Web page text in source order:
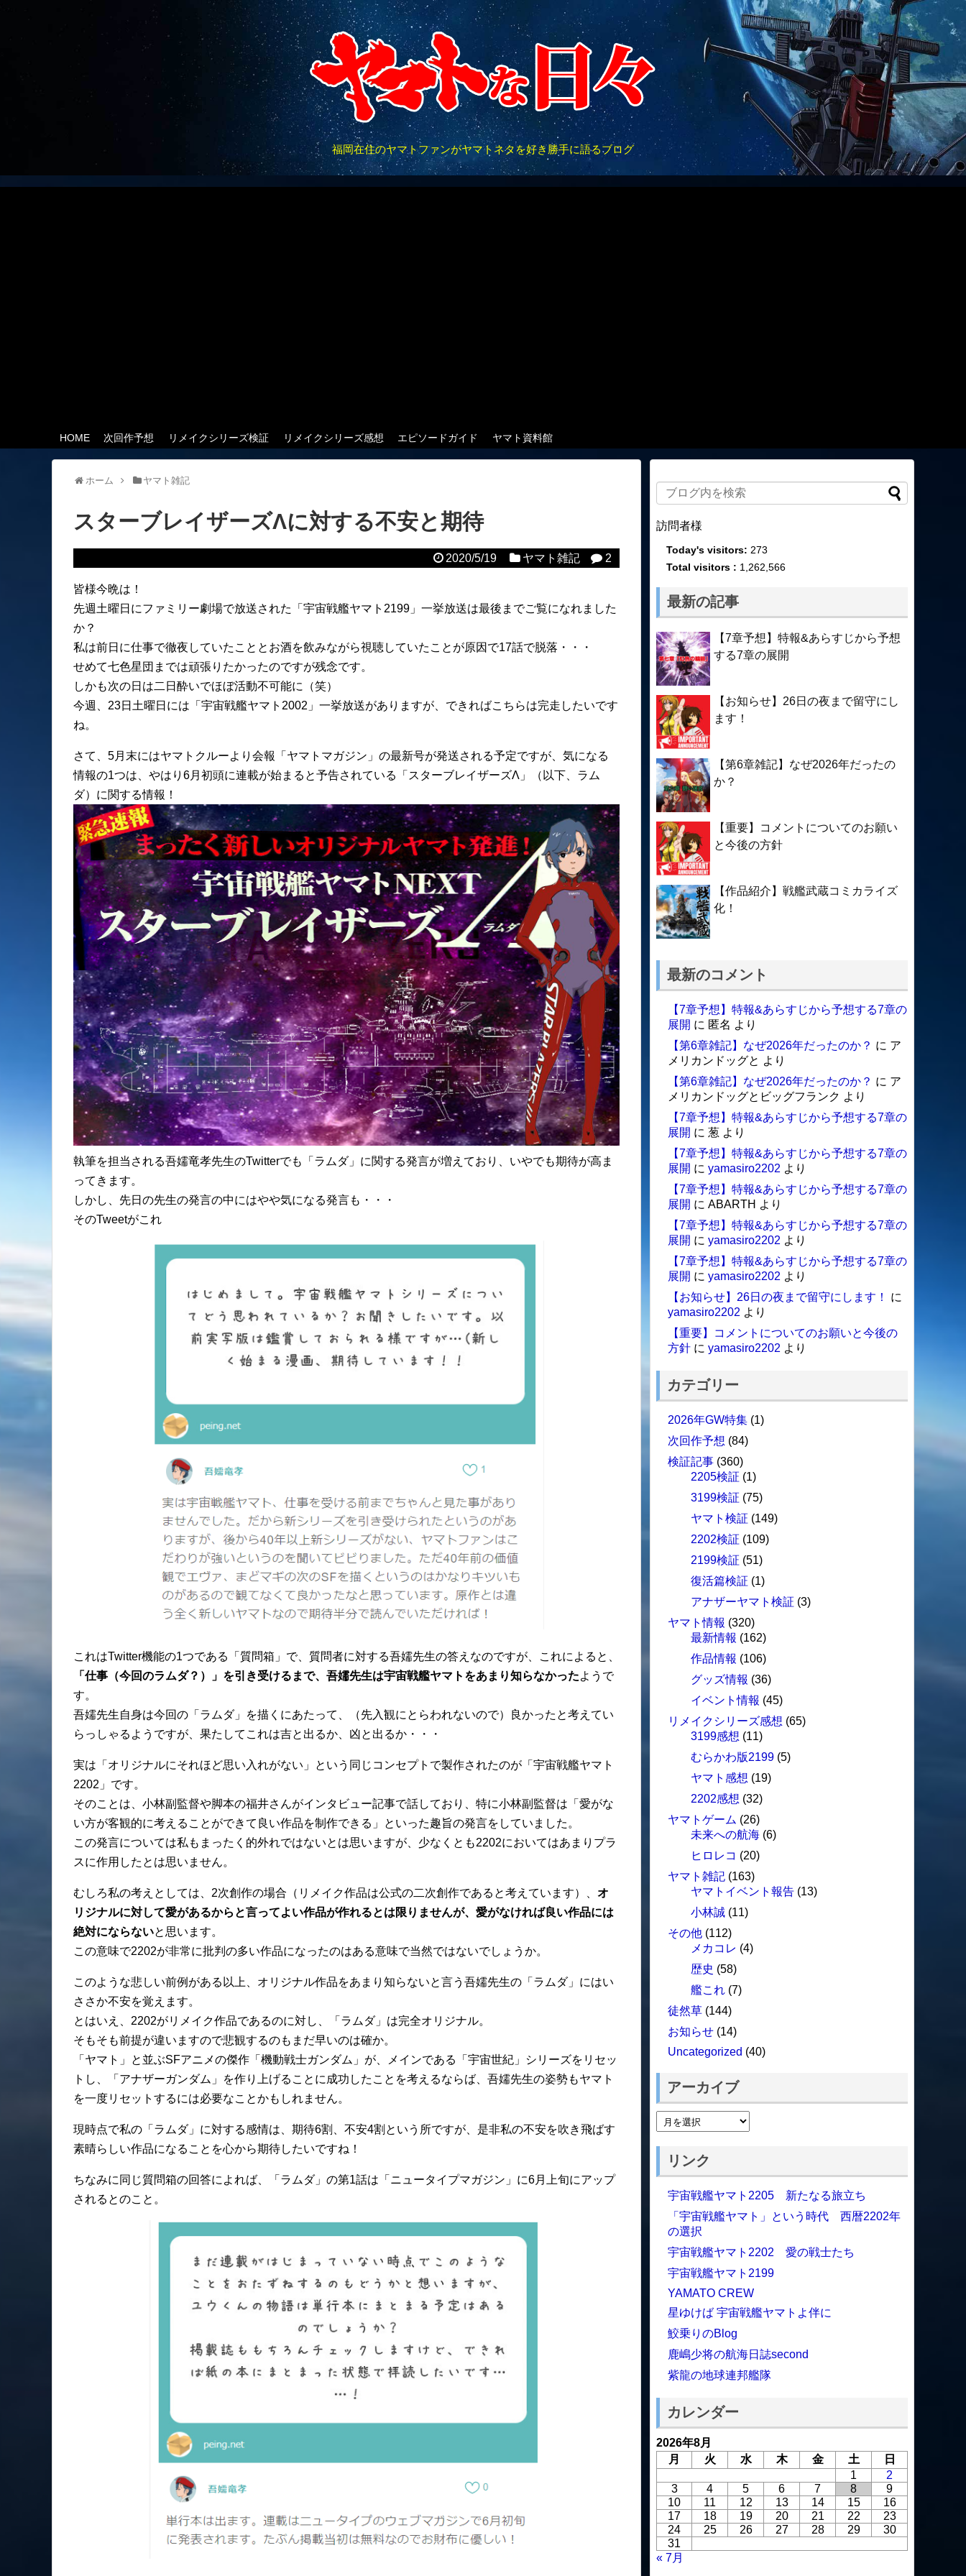
福岡在住のヤマトファンがヤマトネタを好き勝手に語るブログ
HOME 次回作予想 リメイクシリーズ検証 リメイクシリーズ感想 エピソードガイド ヤマト資料館
ホーム ヤマト雑記
スターブレイザーズΛに対する不安と期待
2020/5/19 ヤマト雑記 2
皆様今晩は！
先週土曜日にファミリー劇場で放送された「宇宙戦艦ヤマト2199」一挙放送は最後までご覧になれました
か？
私は前日に仕事で徹夜していたこととお酒を飲みながら視聴していたことが原因で17話で脱落・・・
せめて七色星団までは頑張りたかったのですが残念です。
しかも次の日は二日酔いでほぼ活動不可能に（笑）
今週、23日土曜日には「宇宙戦艦ヤマト2002」一挙放送がありますが、できればこちらは完走したいです
ね。
さて、5月末にはヤマトクルーより会報「ヤマトマガジン」の最新号が発送される予定ですが、気になる
情報の1つは、やはり6月初頭に連載が始まると予告されている「スターブレイザーズΛ」（以下、ラム
ダ）に関する情報！
執筆を担当される吾嬬竜孝先生のTwitterでも「ラムダ」に関する発言が増えており、いやでも期待が高ま
ってきます。
しかし、先日の先生の発言の中にはやや気になる発言も・・・
そのTweetがこれ
これはTwitter機能の1つである「質問箱」で、質問者に対する吾嬬先生の答えなのですが、これによると、
「仕事（今回のラムダ？）」を引き受けるまで、吾嬬先生は宇宙戦艦ヤマトをあまり知らなかったようで
す。
吾嬬先生自身は今回の「ラムダ」を描くにあたって、（先入観にとらわれないので）良かったと考えてい
らっしゃるようですが、果たしてこれは吉と出るか、凶と出るか・・・
実は「オリジナルにそれほど思い入れがない」という同じコンセプトで製作されたのが「宇宙戦艦ヤマト
2202」です。
そのことは、小林副監督や脚本の福井さんがインタビュー記事で話しており、特に小林副監督は「愛がな
い方が客観的に考えることができて良い作品を制作できる」といった趣旨の発言をしていました。
この発言については私もまったく的外れではないとは思いますが、少なくとも2202においてはあまりプラ
スに作用したとは思いません。
むしろ私の考えとしては、2次創作の場合（リメイク作品は公式の二次創作であると考えています）、 オ
リジナルに対して愛があるからと言ってよい作品が作れるとは限りませんが、愛がなければ良い作品には
絶対にならないと思います。
この意味で2202が非常に批判の多い作品になったのはある意味で当然ではないでしょうか。
このような悲しい前例がある以上、オリジナル作品をあまり知らないと言う吾嬬先生の「ラムダ」にはい
ささか不安を覚えます。
とはいえ、2202がリメイク作品であるのに対し、「ラムダ」は完全オリジナル。
そもそも前提が違いますので悲観するのもまだ早いのは確か。
「ヤマト」と並ぶSFアニメの傑作「機動戦士ガンダム」が、メインである「宇宙世紀」シリーズをリセッ
トし、「アナザーガンダム」を作り上げることに成功したことを考えるならば、吾嬬先生の姿勢もヤマト
を一度リセットするには必要なことかもしれません。
現時点で私の「ラムダ」に対する感情は、期待6割、不安4割という所ですが、是非私の不安を吹き飛ばす
素晴らしい作品になることを心から期待したいですね！
ちなみに同じ質問箱の回答によれば、「ラムダ」の第1話は「ニュータイプマガジン」に6月上旬にアップ
されるとのこと。
訪問者様
Today's visitors: 273
Total visitors : 1,262,566
最新の記事
【7章予想】特報&あらすじから予想
する7章の展開
【お知らせ】26日の夜まで留守にし
ます！
【第6章雑記】なぜ2026年だったの
か？
【重要】コメントについてのお願い
と今後の方針
【作品紹介】戦艦武蔵コミカライズ
化！
最新のコメント
【7章予想】特報&あらすじから予想する7章の
展開 に 匿名 より
【第6章雑記】なぜ2026年だったのか？ に ア
メリカンドッグと より
【第6章雑記】なぜ2026年だったのか？ に ア
メリカンドッグとビッグフランク より
【7章予想】特報&あらすじから予想する7章の
展開 に 葱 より
【7章予想】特報&あらすじから予想する7章の
展開 に yamasiro2202 より
【7章予想】特報&あらすじから予想する7章の
展開 に ABARTH より
【7章予想】特報&あらすじから予想する7章の
展開 に yamasiro2202 より
【7章予想】特報&あらすじから予想する7章の
展開 に yamasiro2202 より
【お知らせ】26日の夜まで留守にします！
に
yamasiro2202 より
【重要】コメントについてのお願いと今後の
方針 に yamasiro2202 より
カテゴリー
2026年GW特集 (1)
次回作予想 (84)
検証記事 (360)
2205検証 (1)
3199検証 (75)
ヤマト検証 (149)
2202検証 (109)
2199検証 (51)
復活篇検証 (1)
アナザーヤマト検証 (3)
ヤマト情報 (320)
最新情報 (162)
作品情報 (106)
グッズ情報 (36)
イベント情報 (45)
リメイクシリーズ感想 (65)
3199感想 (11)
むらかわ版2199 (5)
ヤマト感想 (19)
2202感想 (32)
ヤマトゲーム (26)
未来への航海 (6)
ヒロレコ (20)
ヤマト雑記 (163)
ヤマトイベント報告 (13)
小林誠 (11)
その他 (112)
メカコレ (4)
歴史 (58)
艦これ (7)
徒然草 (144)
お知らせ (14)
Uncategorized (40)
アーカイブ
リンク
宇宙戦艦ヤマト2205 新たなる旅立ち
「宇宙戦艦ヤマト」という時代 西暦2202年
の選択
宇宙戦艦ヤマト2202 愛の戦士たち
宇宙戦艦ヤマト2199
YAMATO CREW
星ゆけば 宇宙戦艦ヤマトよ伴に
鮫乗りのBlog
鹿嶋少将の航海日誌second
紫龍の地球連邦艦隊
カレンダー
2026年8月
月
火 水 木 金 土
日
1
2
3
4 5 6 7 8
9
10
11 12 13 14 15
16
17
18 19 20 21 22
23
24
25 26 27 28 29
30
31
« 7月